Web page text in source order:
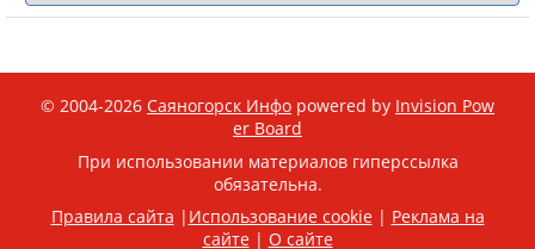
© 2004-2026 Саяногорск Инфо powered by Invision Pow
er Board
При использовании материалов гиперссылка
обязательна.
Правила сайта | Использование cookie| Реклама на
сайте| О сайте